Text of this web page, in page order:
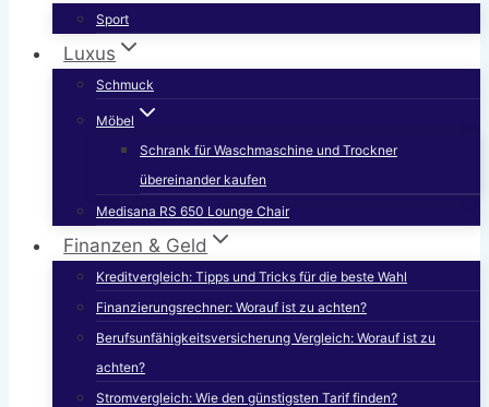
Sport
Luxus
Schmuck
Möbel
Schrank für Waschmaschine und Trockner
übereinander kaufen
Medisana RS 650 Lounge Chair
Finanzen & Geld
Kreditvergleich: Tipps und Tricks für die beste Wahl
Finanzierungsrechner: Worauf ist zu achten?
Berufsunfähigkeitsversicherung Vergleich: Worauf ist zu
achten?
Stromvergleich: Wie den günstigsten Tarif finden?